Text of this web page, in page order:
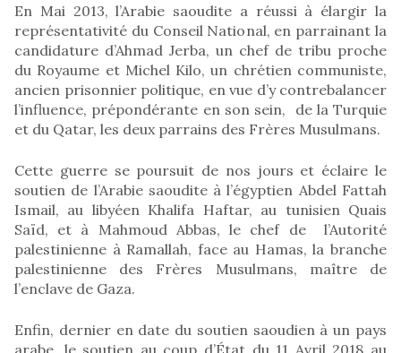
En Mai 2013, l’Arabie saoudite a réussi à élargir la
représentativité du Conseil National, en parrainant la
candidature d’Ahmad Jerba, un chef de tribu proche
du Royaume et Michel Kilo, un chrétien communiste,
ancien prisonnier politique, en vue d’y contrebalancer
l’influence, prépondérante en son sein, de la Turquie
et du Qatar, les deux parrains des Frères Musulmans.
Cette guerre se poursuit de nos jours et éclaire le
soutien de l’Arabie saoudite à l’égyptien Abdel Fattah
Ismail, au libyéen Khalifa Haftar, au tunisien Quais
Saïd, et à Mahmoud Abbas, le chef de l’Autorité
palestinienne à Ramallah, face au Hamas, la branche
palestinienne des Frères Musulmans, maître de
l’enclave de Gaza.
Enfin, dernier en date du soutien saoudien à un pays
arabe, le soutien au coup d’État du 11 Avril 2018 au